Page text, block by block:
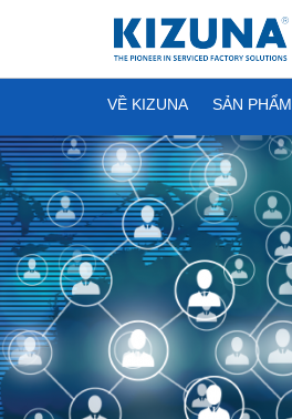
VỀ KIZUNA SẢN PHẨM